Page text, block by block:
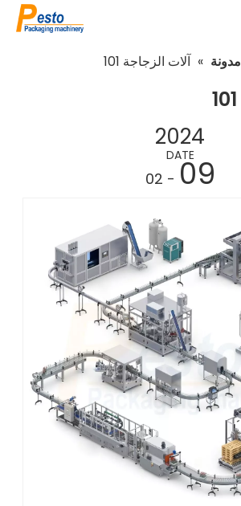
مدونة » آلات الزجاجة 101
2024
DATE09
- 02